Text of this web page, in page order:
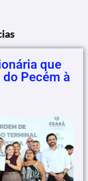
que
Pecém à